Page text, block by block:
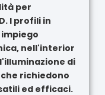
per
I profili in
impiego
nell'interior
di
richiedono
ed efficaci.